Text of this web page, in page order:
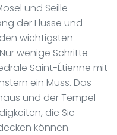
und Seille
der Flüsse und
wichtigsten
wenige Schritte
Saint-Étienne mit
ein Muss. Das
und der Tempel
die Sie
können.